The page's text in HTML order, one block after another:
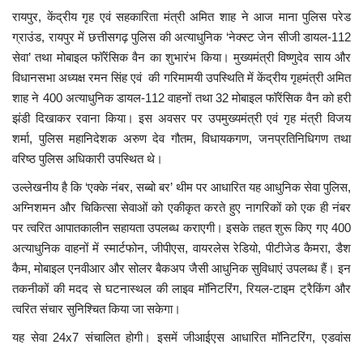
रायपुर, केंद्रीय गृह एवं सहकारिता मंत्री अमित शाह ने आज माना पुलिस परेड
ग्राउंड, रायपुर में छत्तीसगढ़ पुलिस की अत्याधुनिक ‘नेक्स्ट जेन सीजी डायल-112
सेवा’ तथा मोबाइल फॉरेंसिक वैन का शुभारंभ किया। मुख्यमंत्री विष्णुदेव साय और
विधानसभा अध्यक्ष रमन सिंह एवं की गरिमामयी उपस्थिति में केंद्रीय गृहमंत्री अमित
शाह ने 400 अत्याधुनिक डायल-112 वाहनों तथा 32 मोबाइल फॉरेंसिक वैन को हरी
झंडी दिखाकर रवाना किया। इस अवसर पर उपमुख्यमंत्री एवं गृह मंत्री विजय
शर्मा, पुलिस महानिदेशक अरुण देव गौतम, विधायकगण, जनप्रतिनिधिगण तथा
वरिष्ठ पुलिस अधिकारी उपस्थित थे।
उल्लेखनीय है कि ‘एक्के नंबर, सब्बो बर’ थीम पर आधारित यह आधुनिक सेवा पुलिस,
अग्निशमन और चिकित्सा सेवाओं को एकीकृत करते हुए नागरिकों को एक ही नंबर
पर त्वरित आपातकालीन सहायता उपलब्ध कराएगी। इसके तहत शुरू किए गए 400
अत्याधुनिक वाहनों में स्मार्टफोन, जीपीएस, वायरलेस रेडियो, पीटीजेड कैमरा, डैश
कैम, मोबाइल एनवीआर और सोलर बैकअप जैसी आधुनिक सुविधाएं उपलब्ध हैं। इन
तकनीकों की मदद से घटनास्थल की लाइव मॉनिटरिंग, रियल-टाइम ट्रैकिंग और
त्वरित संचार सुनिश्चित किया जा सकेगा।
यह सेवा 24x7 संचालित होगी। इसमें जीआईएस आधारित मॉनिटरिंग, एडवांस